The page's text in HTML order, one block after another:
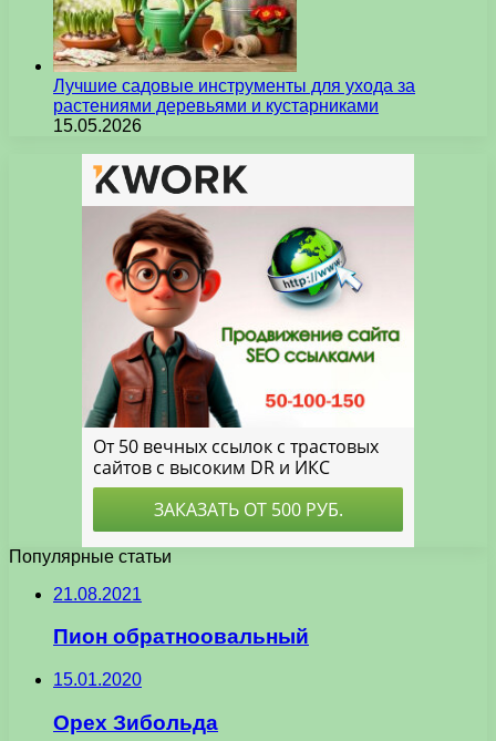
Лучшие садовые инструменты для ухода за
растениями деревьями и кустарниками
15.05.2026
Популярные статьи
21.08.2021
Пион обратноовальный
15.01.2020
Орех Зибольда